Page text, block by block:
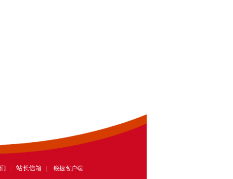
们 | 站长信箱 | 锐捷客户端